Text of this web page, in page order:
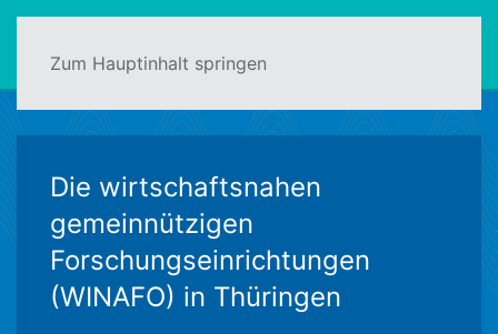
Zum Hauptinhalt springen
Die wirtschaftsnahen
gemeinnützigen
Forschungseinrichtungen
(WINAFO) in Thüringen